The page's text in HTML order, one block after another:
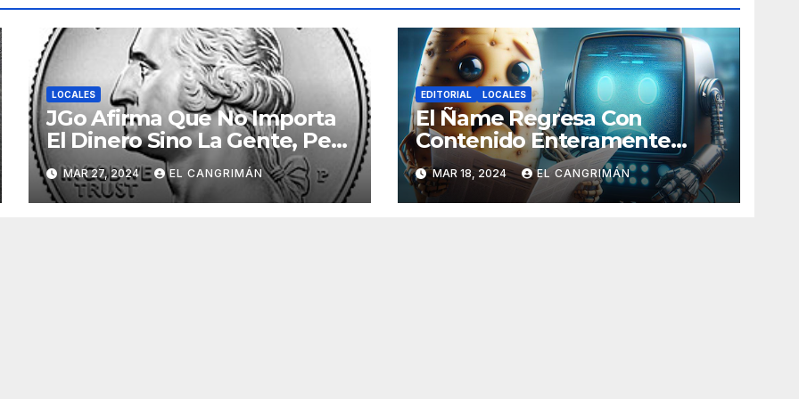
LOCALES
JGo Afirma Que No Importa
El Dinero Sino La Gente, Pero
Pregunta: «¿De Verdad No
Tendrán Una Pejetita?»
MAR 27, 2024 EL CANGRIMÁN
EDITORIAL LOCALES
El Ñame Regresa Con
Contenido Enteramente
Generado Por Inteligencia
Artificial
MAR 18, 2024 EL CANGRIMÁN